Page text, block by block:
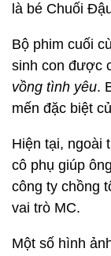
là bé Chuối
Bộ phim cuối
sinh con được
vồng tình yêu.
mến đặc biệt
Hiện tại, ngoài
cô phụ giúp
công ty chồng
vai trò MC.
Một số hình